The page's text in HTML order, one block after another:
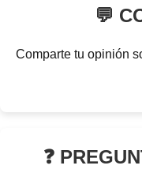
💬
Comparte tu opinión
❓